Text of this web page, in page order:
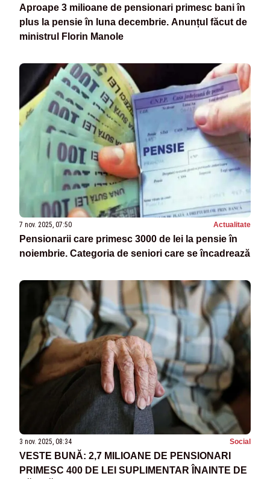
Aproape 3 milioane de pensionari primesc bani în
plus la pensie în luna decembrie. Anunțul făcut de
ministrul Florin Manole
7 nov. 2025, 07:50 Actualitate
Pensionarii care primesc 3000 de lei la pensie în
noiembrie. Categoria de seniori care se încadrează
3 nov. 2025, 08:34 Social
VESTE BUNĂ: 2,7 MILIOANE DE PENSIONARI
PRIMESC 400 DE LEI SUPLIMENTAR ÎNAINTE DE